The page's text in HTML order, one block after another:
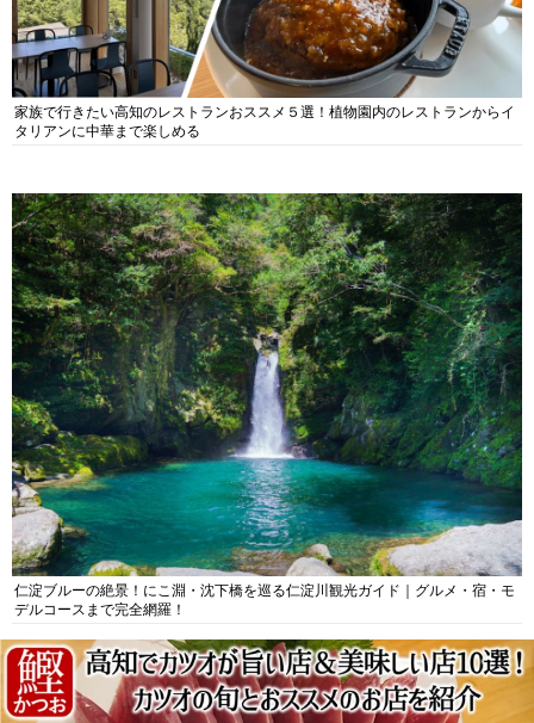
家族で行きたい高知のレストランおススメ５選！植物園内のレストランからイ
タリアンに中華まで楽しめる
仁淀ブルーの絶景！にこ淵・沈下橋を巡る仁淀川観光ガイド｜グルメ・宿・モ
デルコースまで完全網羅！
【高知四万十川観光10選】日本最後の清流を遊び尽くす！四万十川の絶景・体
験・グルメを網羅したおすすめガイド